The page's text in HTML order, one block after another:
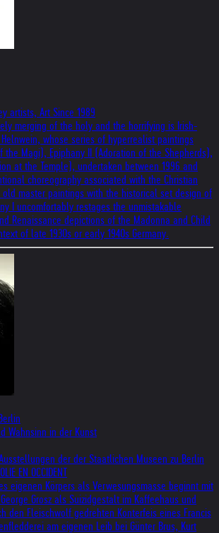
artists, Art Since 1989
merging of the holy and the horrifying is Irish-
whose series of hyperrealist paintings
the Magi), Epiphany II (Adoration of the Shepherds),
at the Temple), undertaken between 1996 and
choreography associated with the Christian
master paintings with the historical set design of
I uncomfortably restages the unmistakable
Renaissance depictions of the Madonna and Child
of late 1930s or early 1940s Germany.
Wahnsinn in der Kunst
der der Staatlichen Museen zu Berlin
EN OCCIDENT
eigenen Körpers als Verwesungsmasse beginnt mit
Grosz als Suizidgestalt im Kaffeehaus und
den Fleischwolf gedrehten Konterfeis eines Francis
am eigenen Leib bei Günter Brus, Kurt